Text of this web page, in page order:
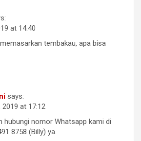
at 14:40
tembakau, apa bisa
says:
2019 at 17:12
hubungi nomor Whatsapp kami di
8758 (Billy) ya.